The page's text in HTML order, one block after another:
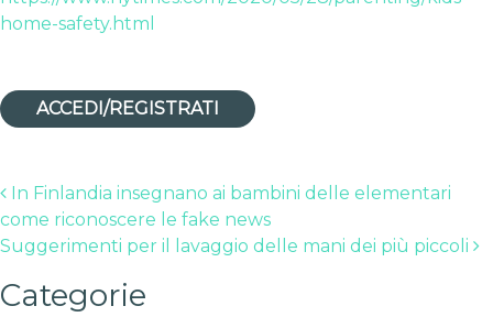
home-safety.html
ACCEDI/REGISTRATI
Post navigation
In Finlandia insegnano ai bambini delle elementari
come riconoscere le fake news
Suggerimenti per il lavaggio delle mani dei più piccoli
Categorie